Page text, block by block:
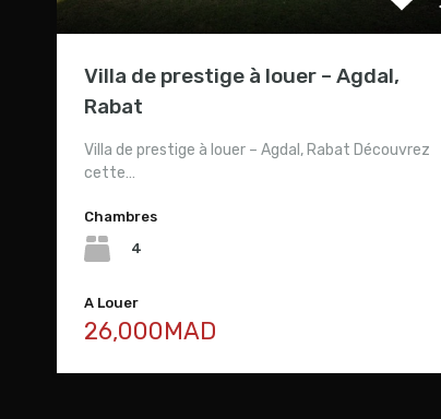
Villa de prestige à louer – Agdal,
Rabat
Villa de prestige à louer – Agdal, Rabat Découvrez
cette…
Chambres
4
A Louer
26,000MAD